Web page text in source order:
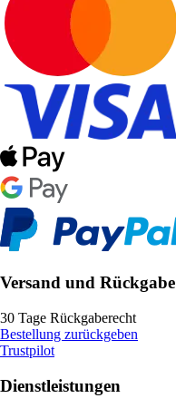
Versand und Rückgabe
30 Tage Rückgaberecht
Bestellung zurückgeben
Trustpilot
Dienstleistungen